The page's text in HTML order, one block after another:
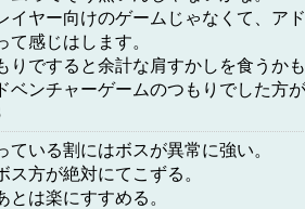
イヤー向けのゲームじゃなくて、ア
感じはします。
りですると余計な肩すかしを食うか
ベンチャーゲームのつもりでした方
いる割にはボスが異常に強い。
方が絶対にてこずる。
は楽にすすめる。